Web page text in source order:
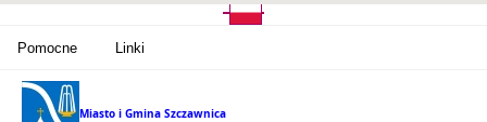
Pomocne Linki
Miasto i Gmina Szczawnica